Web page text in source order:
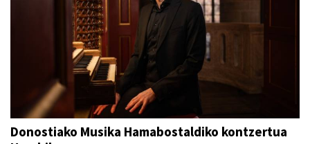
Donostiako Musika Hamabostaldiko kontzertua